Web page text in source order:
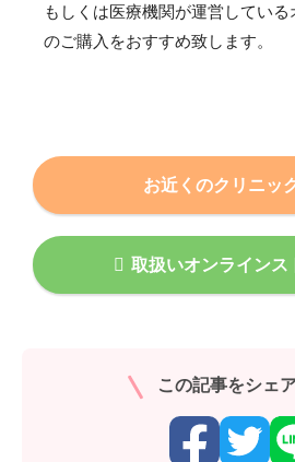
もしくは医療機関が運営してい
のご購入をおすすめ致します。
お近くのクリニッ
取扱いオンラインス
この記事をシェ